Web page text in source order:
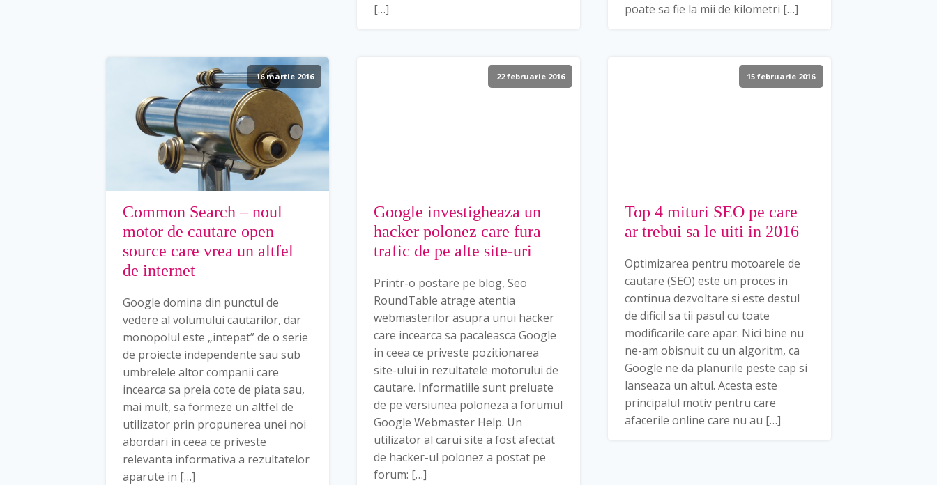
[…]
poate sa fie la mii de kilometri […]
16 martie 2016
Common Search – noul
motor de cautare open
source care vrea un altfel
de internet
Google domina din punctul de
vedere al volumului cautarilor, dar
monopolul este „intepat” de o serie
de proiecte independente sau sub
umbrelele altor companii care
incearca sa preia cote de piata sau,
mai mult, sa formeze un altfel de
utilizator prin propunerea unei noi
abordari in ceea ce priveste
relevanta informativa a rezultatelor
aparute in […]
22 februarie 2016
Google investigheaza un
hacker polonez care fura
trafic de pe alte site-uri
Printr-o postare pe blog, Seo
RoundTable atrage atentia
webmasterilor asupra unui hacker
care incearca sa pacaleasca Google
in ceea ce priveste pozitionarea
site-ului in rezultatele motorului de
cautare. Informatiile sunt preluate
de pe versiunea poloneza a forumul
Google Webmaster Help. Un
utilizator al carui site a fost afectat
de hacker-ul polonez a postat pe
forum: […]
15 februarie 2016
Top 4 mituri SEO pe care
ar trebui sa le uiti in 2016
Optimizarea pentru motoarele de
cautare (SEO) este un proces in
continua dezvoltare si este destul
de dificil sa tii pasul cu toate
modificarile care apar. Nici bine nu
ne-am obisnuit cu un algoritm, ca
Google ne da planurile peste cap si
lanseaza un altul. Acesta este
principalul motiv pentru care
afacerile online care nu au […]